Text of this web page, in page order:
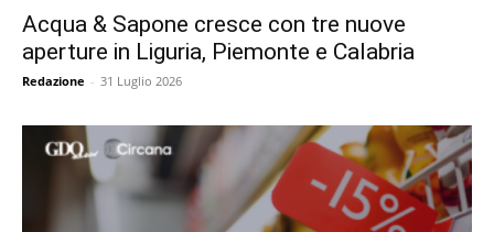
Acqua & Sapone cresce con tre nuove
aperture in Liguria, Piemonte e Calabria
Redazione - 31 Luglio 2026